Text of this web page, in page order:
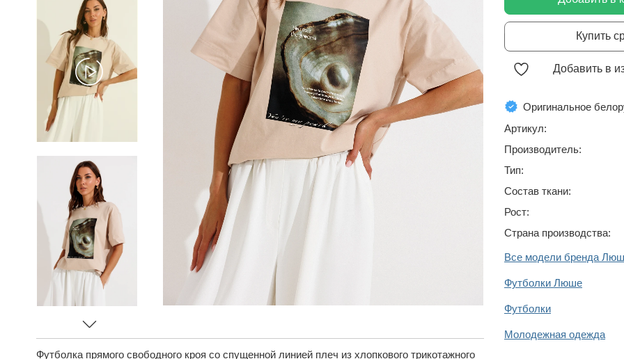
Футболка прямого свободного кроя со спущенной линией плеч из хлопкового трикотажного
Купить
Добавить в
Оригинальное
Артикул:
Производитель:
Тип:
Состав ткани:
Рост:
Страна производства:
Все модели бренда
Футболки Люше
Футболки
Молодежная одежда